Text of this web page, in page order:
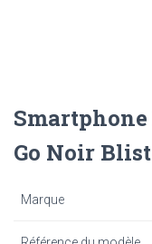
Smartphone
Go Noir
Marque